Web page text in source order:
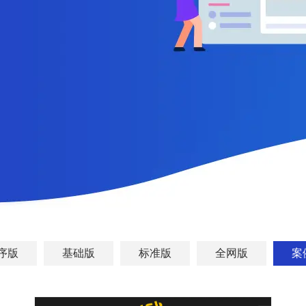
版 基础版 标准版 全网版 案